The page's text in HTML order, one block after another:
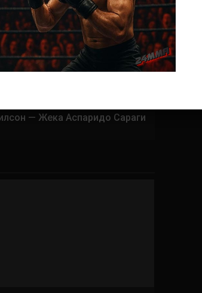
события и мира
— Жека Аспаридо Сараги